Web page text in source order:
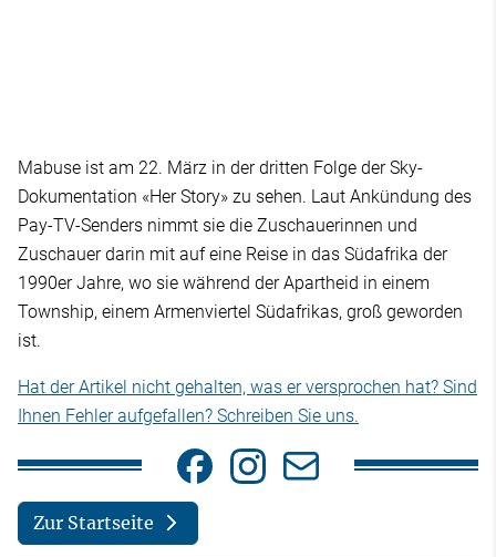
Mabuse ist am 22. März in der dritten Folge der Sky-
Dokumentation «Her Story» zu sehen. Laut Ankündung des
Pay-TV-Senders nimmt sie die Zuschauerinnen und
Zuschauer darin mit auf eine Reise in das Südafrika der
1990er Jahre, wo sie während der Apartheid in einem
Township, einem Armenviertel Südafrikas, groß geworden
ist.
Hat der Artikel nicht gehalten, was er versprochen hat? Sind
Ihnen Fehler aufgefallen? Schreiben Sie uns.
Zur Startseite